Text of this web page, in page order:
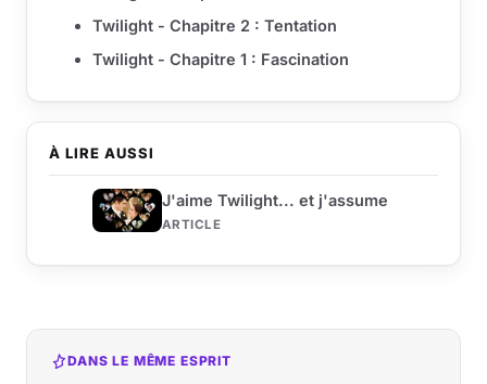
À LIRE AUSSI
J'aime Twilight... et j'assume
ARTICLE
Twilight - Chapitre 2 : Tentation
Twilight - Chapitre 1 : Fascination
DANS LE MÊME ESPRIT